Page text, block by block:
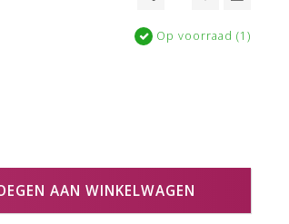
Op voorraad (1)
AAN WINKELWAGEN